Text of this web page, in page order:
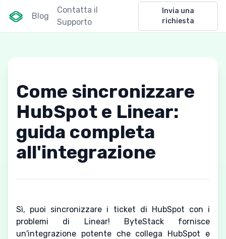
Blog
Contatta il
Supporto
Invia una
richiesta
Come sincronizzare
HubSpot e Linear:
guida completa
all'integrazione
Sì, puoi sincronizzare i ticket di HubSpot con i
problemi di Linear! ByteStack fornisce
un'integrazione potente che collega HubSpot e